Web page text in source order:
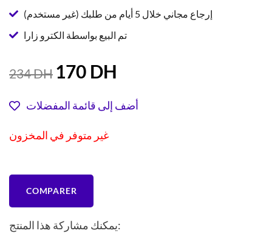
إرجاع مجاني خلال 5 أيام من طلبك (غير مستخدم)
تم البيع بواسطة الكترو زارا
234DH
السعر
الأصلي
هو:
170 DH
هو:
أضف إلى قائمة المفضلات
غير متوفر في المخزون
COMPARER
يمكنك مشاركة هذا المنتج: